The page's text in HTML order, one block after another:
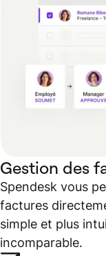
Gestion des
Spendesk vous
factures
simple et plus
incomparable.